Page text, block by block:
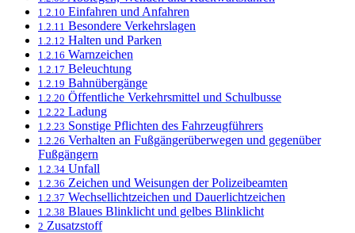
1.2.10 Einfahren und Anfahren
1.2.11 Besondere Verkehrslagen
1.2.12 Halten und Parken
1.2.16 Warnzeichen
1.2.17 Beleuchtung
1.2.19 Bahnübergänge
1.2.20 Öffentliche Verkehrsmittel und Schulbusse
1.2.22 Ladung
1.2.23 Sonstige Pflichten des Fahrzeugführers
1.2.26 Verhalten an Fußgängerüberwegen und gegenüber
Fußgängern
1.2.34 Unfall
1.2.36 Zeichen und Weisungen der Polizeibeamten
1.2.37 Wechsellichtzeichen und Dauerlichtzeichen
1.2.38 Blaues Blinklicht und gelbes Blinklicht
2 Zusatzstoff